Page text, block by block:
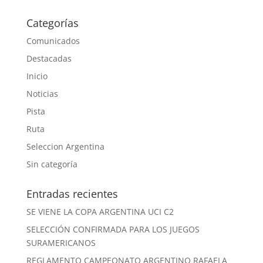
Categorías
Comunicados
Destacadas
Inicio
Noticias
Pista
Ruta
Seleccion Argentina
Sin categoría
Entradas recientes
SE VIENE LA COPA ARGENTINA UCI C2
SELECCIÓN CONFIRMADA PARA LOS JUEGOS
SURAMERICANOS
REGLAMENTO CAMPEONATO ARGENTINO RAFAELA